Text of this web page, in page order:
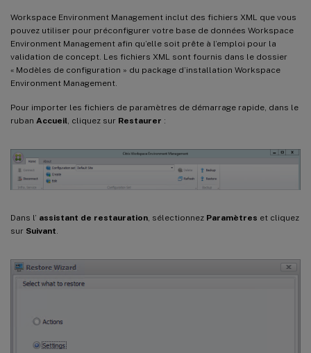
Workspace Environment Management inclut des fichiers XML que vous
pouvez utiliser pour préconfigurer votre base de données Workspace
Environment Management afin qu’elle soit prête à l’emploi pour la
validation de concept. Les fichiers XML sont fournis dans le dossier
« Modèles de configuration » du package d’installation Workspace
Environment Management.
Pour importer les fichiers de paramètres de démarrage rapide, dans le
ruban Accueil, cliquez sur Restaurer :
Dans l’ assistant de restauration , sélectionnez Paramètres et cliquez
sur Suivant